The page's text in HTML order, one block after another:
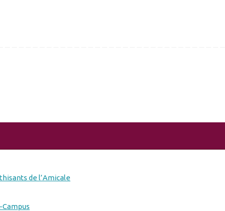
de l’Amicale
Campus